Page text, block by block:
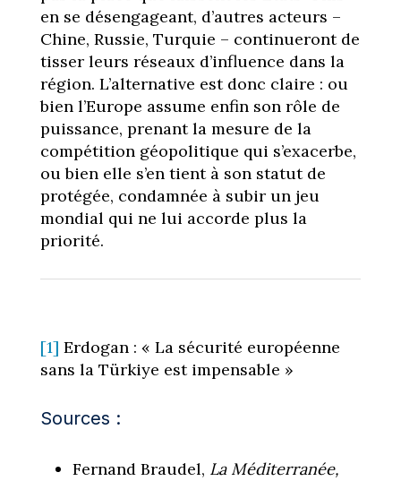
en se désengageant, d’autres acteurs –
Chine, Russie, Turquie – continueront de
tisser leurs réseaux d’influence dans la
région. L’alternative est donc claire : ou
bien l’Europe assume enfin son rôle de
puissance, prenant la mesure de la
compétition géopolitique qui s’exacerbe,
ou bien elle s’en tient à son statut de
protégée, condamnée à subir un jeu
mondial qui ne lui accorde plus la
priorité.
[1] Erdogan : « La sécurité européenne
sans la Türkiye est impensable »
Sources :
Fernand Braudel, La Méditerranée,